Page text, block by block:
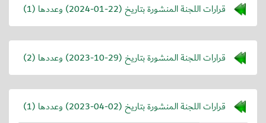
قرارات اللجنة المنشورة بتاريخ (2024-01-22) وعددها (1)
قرارات اللجنة المنشورة بتاريخ (2023-10-29) وعددها (2)
قرارات اللجنة المنشورة بتاريخ (2023-04-02) وعددها (1)